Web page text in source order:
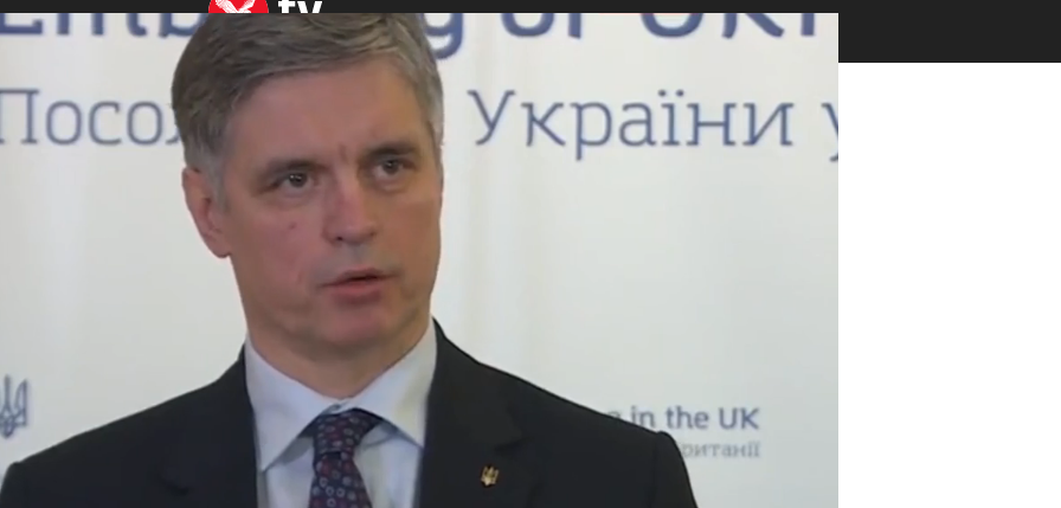
capturing Chernobyl nuclear power plant
del mundo y ahora los funcionarios ucranianos
de
Chernóbil
está bajo control ruso.
en abril de 1986 durante una prueba, lo que cubrió
de la Unión Soviética, y hasta el día de hoy había
con alta protección alrededor del sitio, que sepulta una